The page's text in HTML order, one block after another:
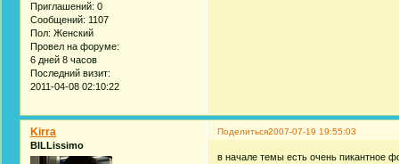
Приглашений: 0
Сообщений: 1107
Пол: Женский
Провел на форуме:
6 дней 8 часов
Последний визит:
2011-04-08 02:10:22
Поделиться2007-07-19 19:55:03
Kirra
BILLissimo
в начале темы есть очень пикантное